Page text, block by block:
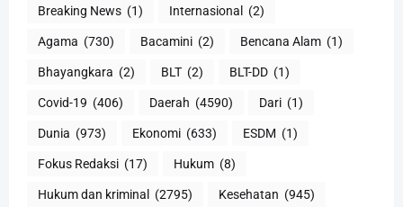
Breaking News (1) Internasional (2)
Agama (730) Bacamini (2) Bencana Alam (1)
Bhayangkara (2) BLT (2) BLT-DD (1)
Covid-19 (406) Daerah (4590) Dari (1)
Dunia (973) Ekonomi (633) ESDM (1)
Fokus Redaksi (17) Hukum (8)
Hukum dan kriminal (2795) Kesehatan (945)